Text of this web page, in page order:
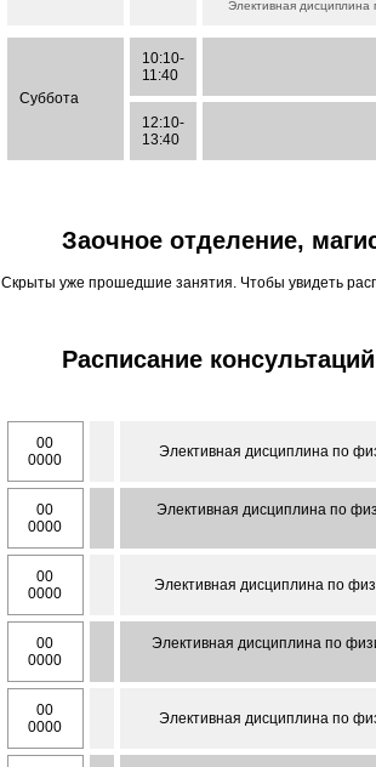
Элективная дисциплина
Суббота
10:10-
11:40
12:10-
13:40
Заочное отделение,
Скрыты уже прошедшие занятия. Чтобы увидеть
Расписание
00
0000
Элективная дисциплина по
00
0000
Элективная дисциплина по
00
0000
Элективная дисциплина по
00
0000
Элективная дисциплина по
00
0000
Элективная дисциплина по